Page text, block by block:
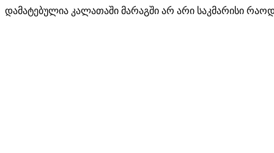
დამატებულია კალათაში მარაგში არ არი საკმარისი